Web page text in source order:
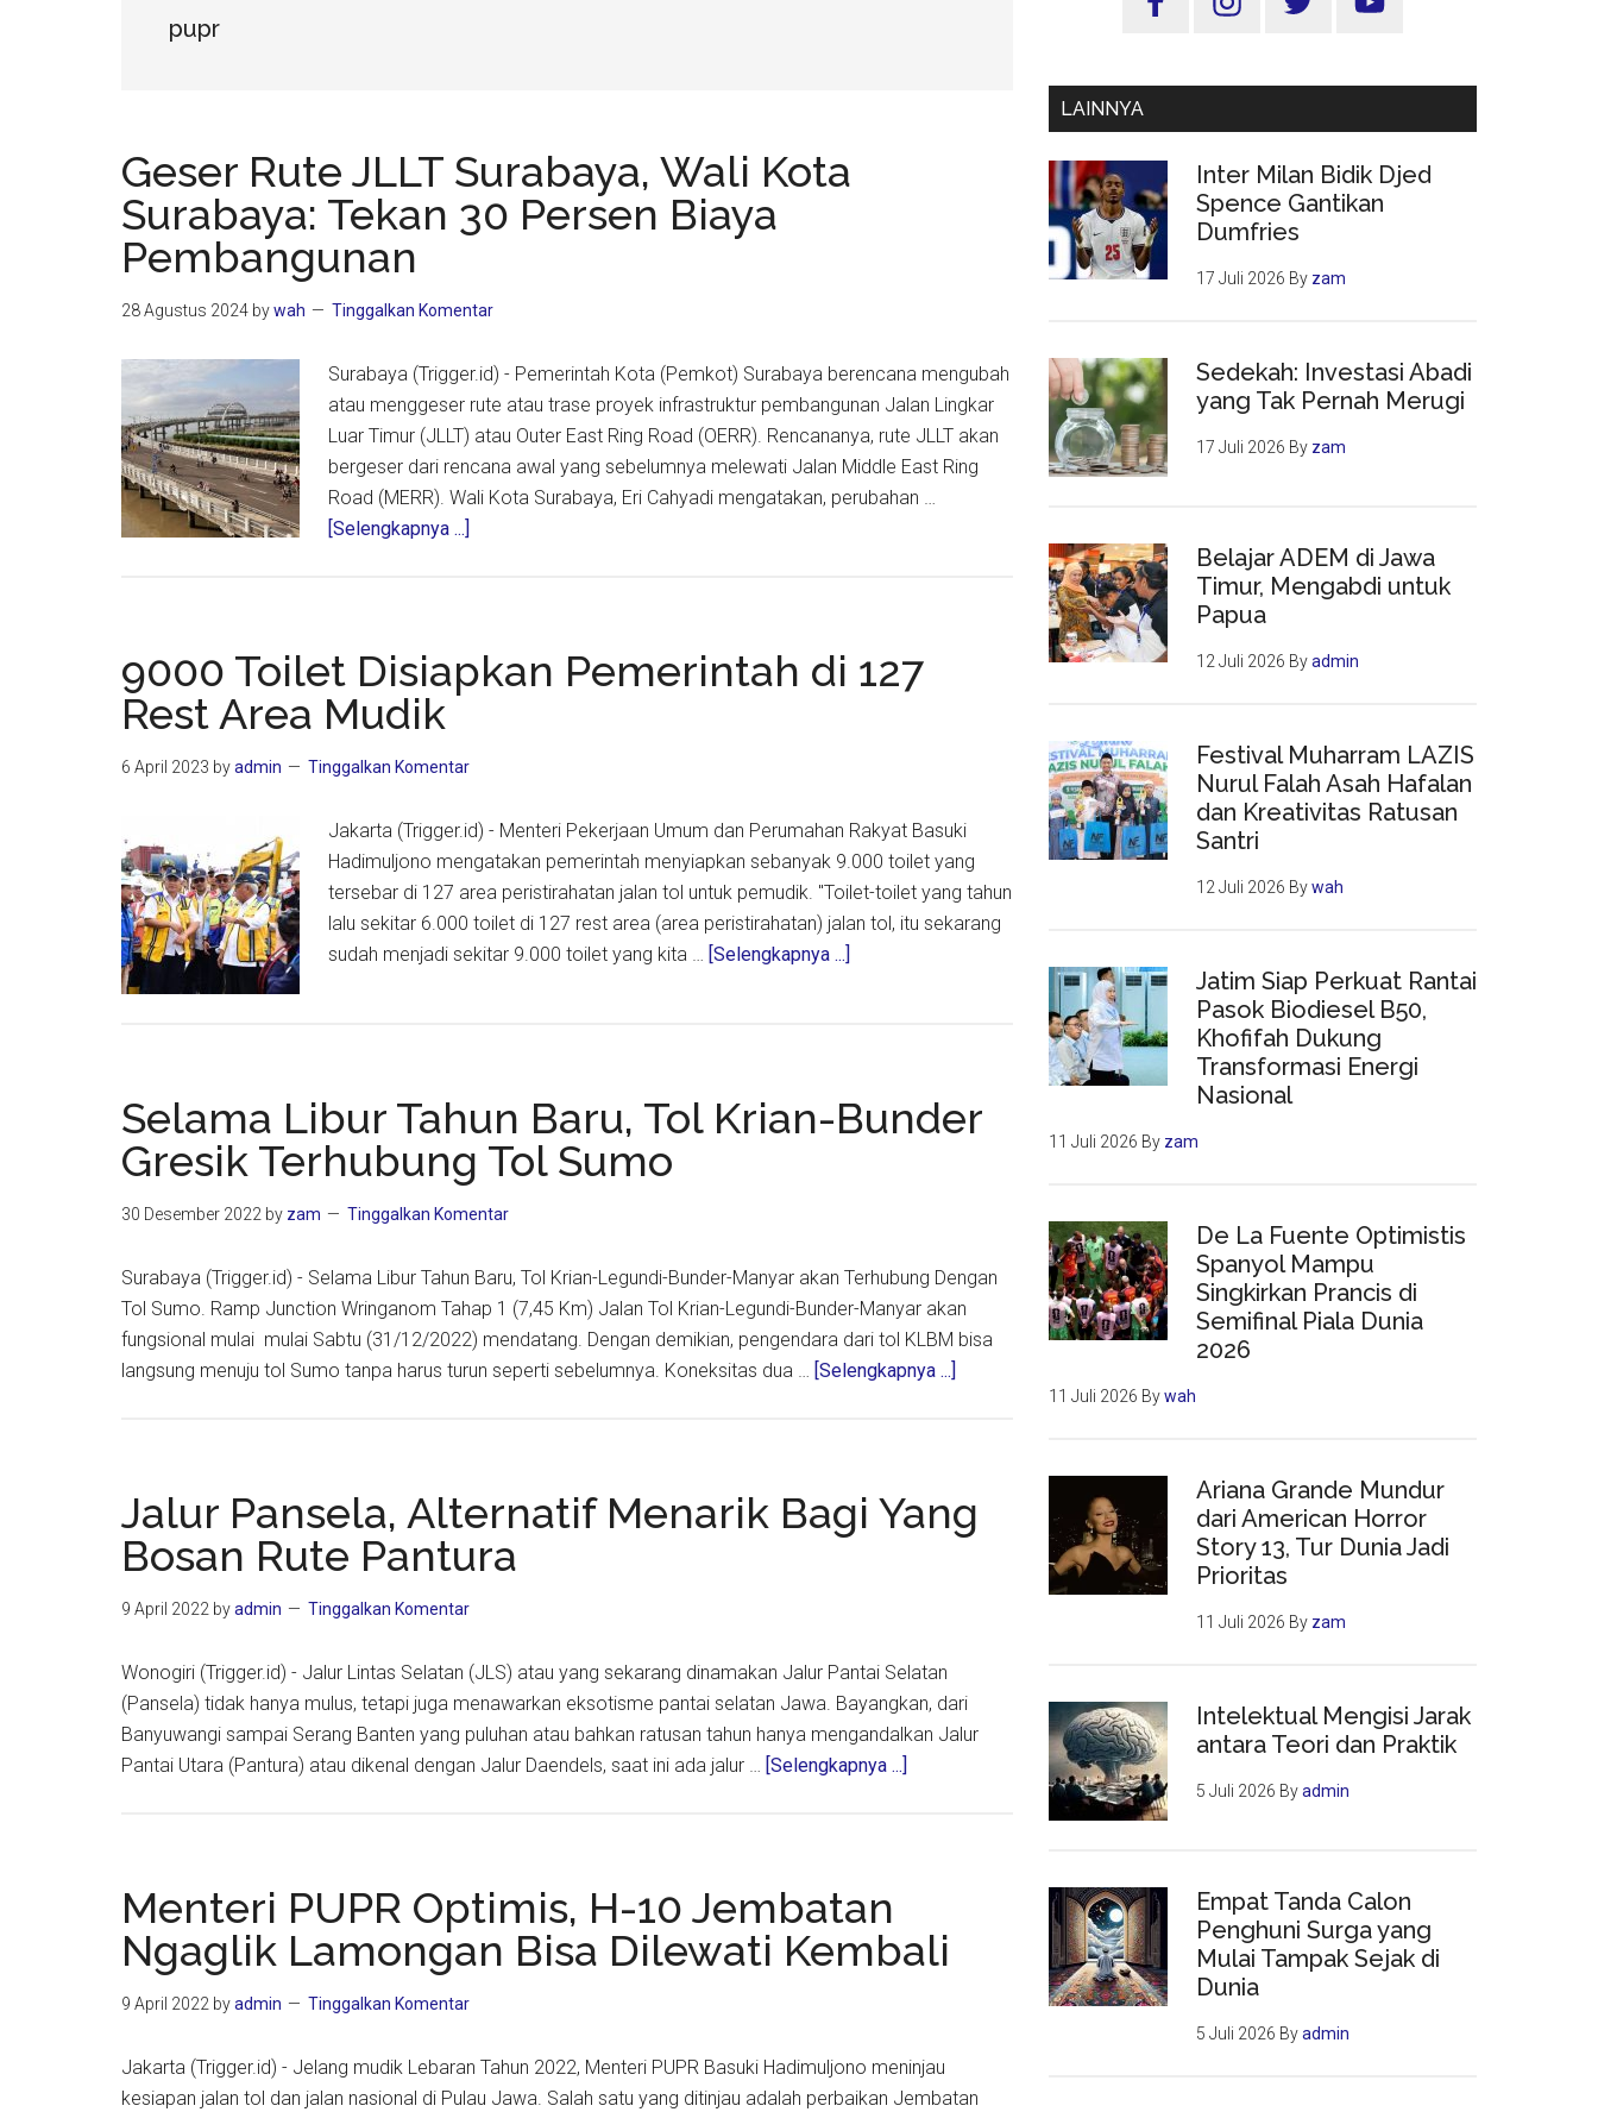
pupr
Geser Rute JLLT Surabaya, Wali Kota
Surabaya: Tekan 30 Persen Biaya
Pembangunan
28 Agustus 2024 bywah Tinggalkan Komentar
Surabaya (Trigger.id) - Pemerintah Kota (Pemkot) Surabaya berencana mengubah
atau menggeser rute atau trase proyek infrastruktur pembangunan Jalan Lingkar
Luar Timur (JLLT) atau Outer East Ring Road (OERR). Rencananya, rute JLLT akan
bergeser dari rencana awal yang sebelumnya melewati Jalan Middle East Ring
Road (MERR). Wali Kota Surabaya, Eri Cahyadi mengatakan, perubahan …
[Selengkapnya ...]
Surabaya,
Wali
Persen
Biaya
Pembangunan
9000 Toilet Disiapkan Pemerintah di 127
Rest Area Mudik
6 April 2023 byadmin Tinggalkan Komentar
Jakarta (Trigger.id) - Menteri Pekerjaan Umum dan Perumahan Rakyat Basuki
Hadimuljono mengatakan pemerintah menyiapkan sebanyak 9.000 toilet yang
tersebar di 127 area peristirahatan jalan tol untuk pemudik. "Toilet-toilet yang tahun
lalu sekitar 6.000 toilet di 127 rest area (area peristirahatan) jalan tol, itu sekarang
sudah menjadi sekitar 9.000 toilet yang kita … [Selengkapnya ...]
di
127
Selama Libur Tahun Baru, Tol Krian-Bunder
Gresik Terhubung Tol Sumo
30 Desember 2022 by zam Tinggalkan Komentar
Surabaya (Trigger.id) - Selama Libur Tahun Baru, Tol Krian-Legundi-Bunder-Manyar akan Terhubung Dengan
Tol Sumo. Ramp Junction Wringanom Tahap 1 (7,45 Km) Jalan Tol Krian-Legundi-Bunder-Manyar akan
fungsional mulai mulai Sabtu (31/12/2022) mendatang. Dengan demikian, pengendara dari tol KLBM bisa
langsung menuju tol Sumo tanpa harus turun seperti sebelumnya. Koneksitas dua … [Selengkapnya ...]
Tol
Sumo
Jalur Pansela, Alternatif Menarik Bagi Yang
Bosan Rute Pantura
9 April 2022 byadmin Tinggalkan Komentar
Wonogiri (Trigger.id) - Jalur Lintas Selatan (JLS) atau yang sekarang dinamakan Jalur Pantai Selatan
(Pansela) tidak hanya mulus, tetapi juga menawarkan eksotisme pantai selatan Jawa. Bayangkan, dari
Banyuwangi sampai Serang Banten yang puluhan atau bahkan ratusan tahun hanya mengandalkan Jalur
Pantai Utara (Pantura) atau dikenal dengan Jalur Daendels, saat ini ada jalur … [Selengkapnya ...]
Yang
Menteri PUPR Optimis, H-10 Jembatan
Ngaglik Lamongan Bisa Dilewati Kembali
9 April 2022 byadmin Tinggalkan Komentar
Jakarta (Trigger.id) - Jelang mudik Lebaran Tahun 2022, Menteri PUPR Basuki Hadimuljono meninjau
kesiapan jalan tol dan jalan nasional di Pulau Jawa. Salah satu yang ditinjau adalah perbaikan Jembatan
Utama
LAINNYA
Inter Milan Bidik Djed
Spence Gantikan
Dumfries
17 Juli 2026 By zam
Sedekah: Investasi Abadi
yang Tak Pernah Merugi
17 Juli 2026 By zam
Belajar ADEM di Jawa
Timur, Mengabdi untuk
Papua
12 Juli 2026 Byadmin
Festival Muharram LAZIS
Nurul Falah Asah Hafalan
dan Kreativitas Ratusan
Santri
12 Juli 2026 Bywah
Jatim Siap Perkuat Rantai
Pasok Biodiesel B50,
Khofifah Dukung
Transformasi Energi
Nasional
11 Juli 2026 By zam
De La Fuente Optimistis
Spanyol Mampu
Singkirkan Prancis di
Semifinal Piala Dunia
2026
11 Juli 2026 Bywah
Ariana Grande Mundur
dari American Horror
Story 13, Tur Dunia Jadi
Prioritas
11 Juli 2026 By zam
Intelektual Mengisi Jarak
antara Teori dan Praktik
5 Juli 2026 Byadmin
Empat Tanda Calon
Penghuni Surga yang
Mulai Tampak Sejak di
Dunia
5 Juli 2026 Byadmin